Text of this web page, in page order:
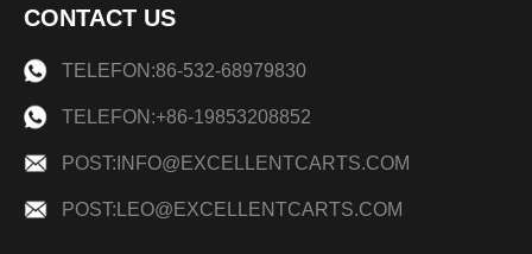
CONTACT US
TELEFON:86-532-68979830
TELEFON:+86-19853208852
POST:INFO@EXCELLENTCARTS.COM
POST:LEO@EXCELLENTCARTS.COM